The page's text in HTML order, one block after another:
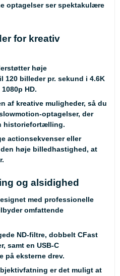
optagelser ser spektakulære
for kreativ
høje
120 billeder pr. sekund i 4.6K
HD.
af kreative muligheder, så du
optagelser, der
historiefortælling.
actionsekvenser eller
høje billedhastighed, at
og alsidighed
med professionelle
omfattende
ND-filtre, dobbelt CFast
samt en USB-C
på eksterne drev.
er det muligt at